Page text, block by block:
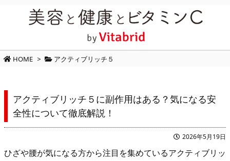
HOME > アクティブリッチ５
アクティブリッチ５に副作用はある？気になる安
全性について徹底解説！
2026年5月19日
ひざや腰が気になる方から注目を集めているアクティブリッ